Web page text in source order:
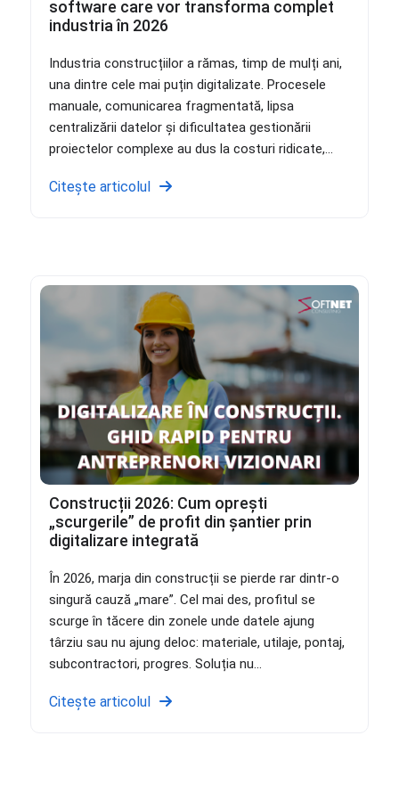
software care vor transforma complet
industria în 2026
Industria construcțiilor a rămas, timp de mulți ani,
una dintre cele mai puțin digitalizate. Procesele
manuale, comunicarea fragmentată, lipsa
centralizării datelor și dificultatea gestionării
proiectelor complexe au dus la costuri ridicate,...
Citește articolul
Construcții 2026: Cum oprești
„scurgerile” de profit din șantier prin
digitalizare integrată
În 2026, marja din construcții se pierde rar dintr-o
singură cauză „mare”. Cel mai des, profitul se
scurge în tăcere din zonele unde datele ajung
târziu sau nu ajung deloc: materiale, utilaje, pontaj,
subcontractori, progres. Soluția nu...
Citește articolul